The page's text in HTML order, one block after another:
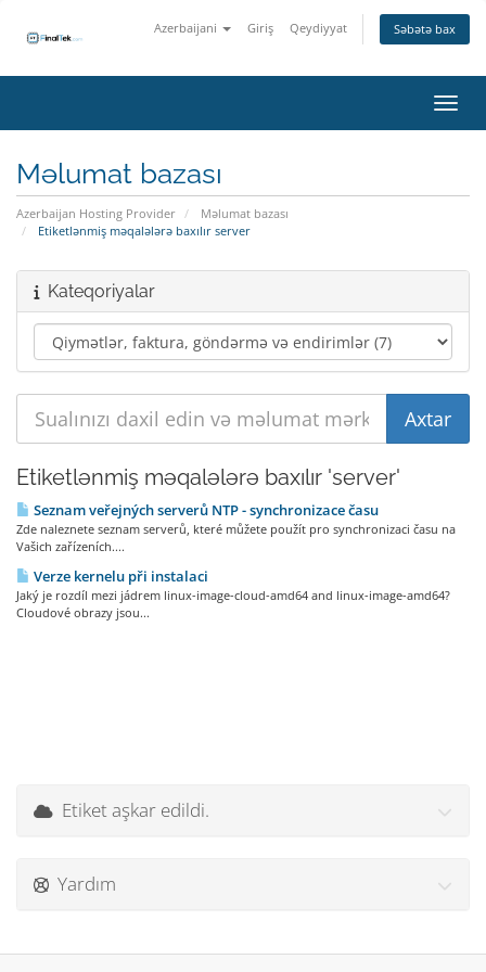
Azerbaijani Giriş Qeydiyyat Səbətə bax
Məlumat bazası
Azerbaijan Hosting Provider
Məlumat bazası
Etiketlənmiş məqalələrə baxılır server
Kateqoriyalar
Etiketlənmiş məqalələrə baxılır 'server'
Seznam veřejných serverů NTP - synchronizace času
Zde naleznete seznam serverů, které můžete použít pro synchronizaci času na
Vašich zařízeních....
Verze kernelu při instalaci
Jaký je rozdíl mezi jádrem linux-image-cloud-amd64 and linux-image-amd64?
Cloudové obrazy jsou...
Etiket aşkar edildi.
Yardım